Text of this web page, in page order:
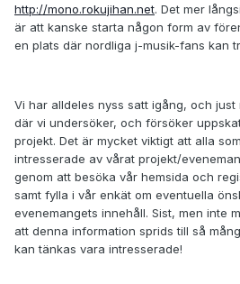
http://mono.rokujihan.net. Det mer
är att kanske starta någon form av
en plats där nordliga j-musik-fans kan
Vi har alldeles nyss satt igång, och
där vi undersöker, och försöker
projekt. Det är mycket viktigt att alla
intresserade av vårat projekt/
genom att besöka vår hemsida och
samt fylla i vår enkät om eventuella
evenemangets innehåll. Sist, men inte
att denna information sprids till så
kan tänkas vara intresserade!